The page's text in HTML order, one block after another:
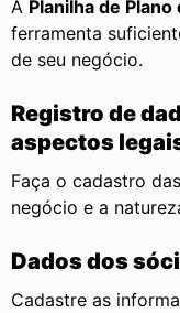
A Planilha de
ferramenta
de seu negócio.
Registro de
aspectos
Faça o cadastro
negócio e a
Dados dos
Cadastre as